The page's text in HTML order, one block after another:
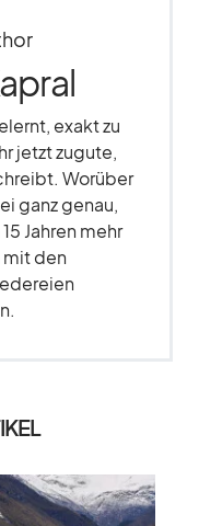
exakt zu
jetzt zugute,
Worüber
ganz genau,
Jahren mehr
mit den